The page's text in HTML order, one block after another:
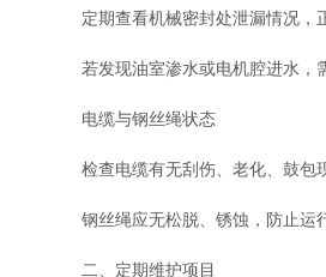
定期查看机械密封处泄漏情况，
若发现油室渗水或电机腔进水，需
‌电缆与钢丝绳状态‌
检查电缆有无刮伤、老化、鼓包
钢丝绳应无松脱、锈蚀，防止运行
二、定期维护项目